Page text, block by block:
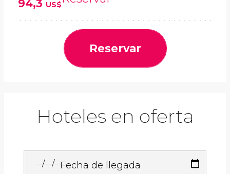
94,3 US$
Reservar
Hoteles en oferta
Fecha de llegada